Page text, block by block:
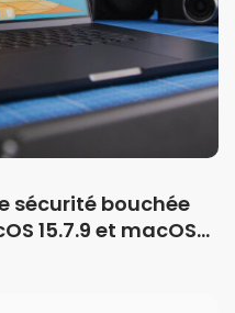
sécurité bouchée
15.7.9 et macOS